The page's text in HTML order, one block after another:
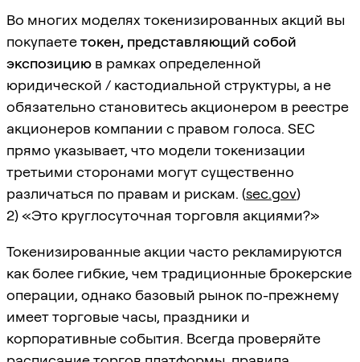
Во многих моделях токенизированных акций вы
покупаететокен, представляющий собой
экспозицию в рамках определенной
юридической / кастодиальной структуры, а не
обязательно становитесь акционером в реестре
акционеров компании с правом голоса. SEC
прямо указывает, что модели токенизации
третьими сторонами могут существенно
различаться по правам и рискам. (sec.gov)
2) «Это круглосуточная торговля акциями?»
Токенизированные акции часто рекламируются
как более гибкие, чем традиционные брокерские
операции, однако базовый рынок по-прежнему
имеет торговые часы, праздники и
корпоративные события. Всегда проверяйте